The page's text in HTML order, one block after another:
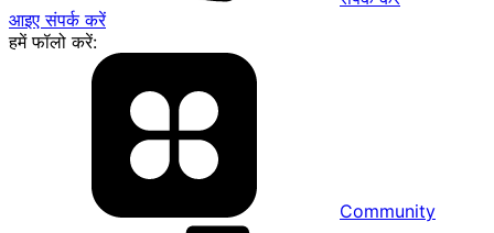
आइए संपर्क करें
हमें फॉलो करें:
Community